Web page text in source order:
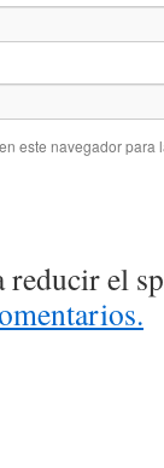
este navegador para
reducir el